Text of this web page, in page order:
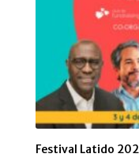
Festival Latido